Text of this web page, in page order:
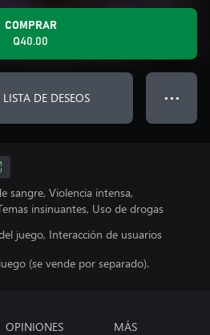
COMPRAR
Q40.00
DE DESEOS ● ● ●
sangre, Violencia intensa,
insinuantes, Uso de drogas
juego, Interacción de usuarios
(se vende por separado).
OPINIONES MÁS